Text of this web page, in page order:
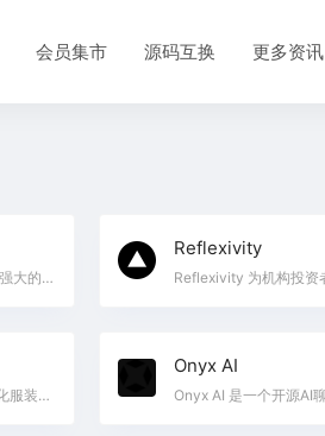
会员集市 源码互换 更多资讯
Walles.AI是一款功能强大的AI助手，通过Chrome扩展的形式，为用户提供了便捷的网页浏览、PDF文档处理、YouTube视频摘要等功能。无论是提升工作效率，还是优化学习过程，Walles.AI都能为用户提供即时的智能支持，帮助用户快速获取所需信息。其独特的集成功能使得它在众多AI助手工具中脱颖而出，成为工作和学习中的得力助手。如果你希望提高工作效率，简化信息处理流程，Walles.AI无疑是一个值得一试的智能工具。
Reflexivity
AI模特商店提供智能化服装展示和图像处理服务，提升电商视觉效果。
Onyx AI